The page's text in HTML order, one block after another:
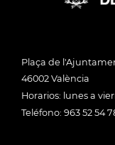
Plaça de
46002 València
Horarios: lunes a
Teléfono: 963 52 54